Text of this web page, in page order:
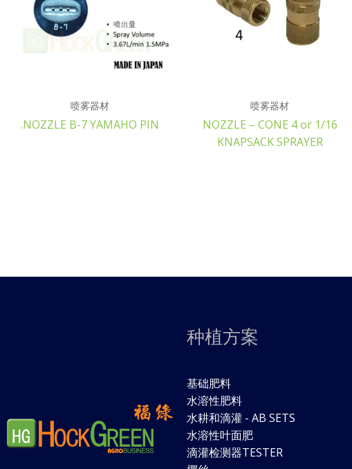
喷雾器材
.NOZZLE B-7 YAMAHO PIN
喷雾器材
NOZZLE – CONE 4 or 1/16
KNAPSACK SPRAYER
种植方案
基础肥料
水溶性肥料
水耕和滴灌 - AB SETS
水溶性叶面肥
滴灌检测器TESTER